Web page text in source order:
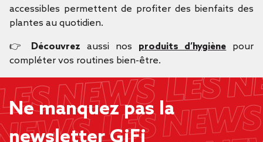
accessibles permettent de profiter des bienfaits des
plantes au quotidien.
👉 Découvrez aussi nos produits d’hygiène pour
compléter vos routines bien-être.
Ne manquez pas la
newsletter GiFi